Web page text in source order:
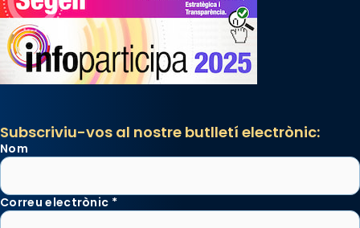
Subscriviu-vos al nostre butlletí electrònic:
Nom
Correu electrònic *